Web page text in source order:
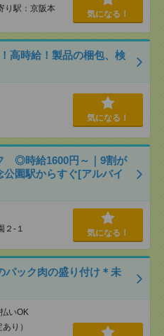
り駅：京阪本
気になる！
高時給！製品の梱包、検
気になる！
◎時給1600円～｜9割が
園駅からすぐ[アルバイ
２-１ 気になる！
パック肉の盛り付け＊未
いOK
り）